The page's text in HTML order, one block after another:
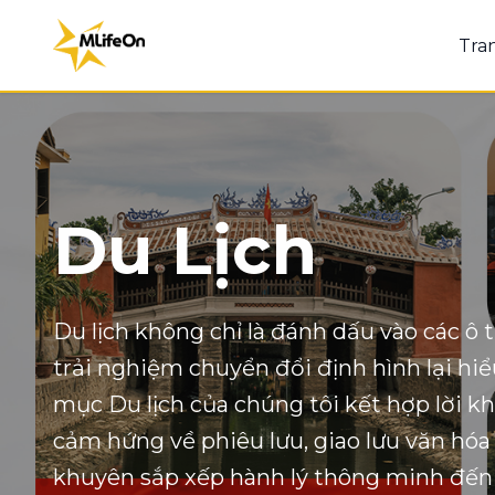
Du Lịch
Du lịch không chỉ là đánh dấu vào các
trải nghiệm chuyển đổi định hình lại
mục Du lịch của chúng tôi kết hợp lời
cảm hứng về phiêu lưu, giao lưu văn
khuyên sắp xếp hành lý thông minh